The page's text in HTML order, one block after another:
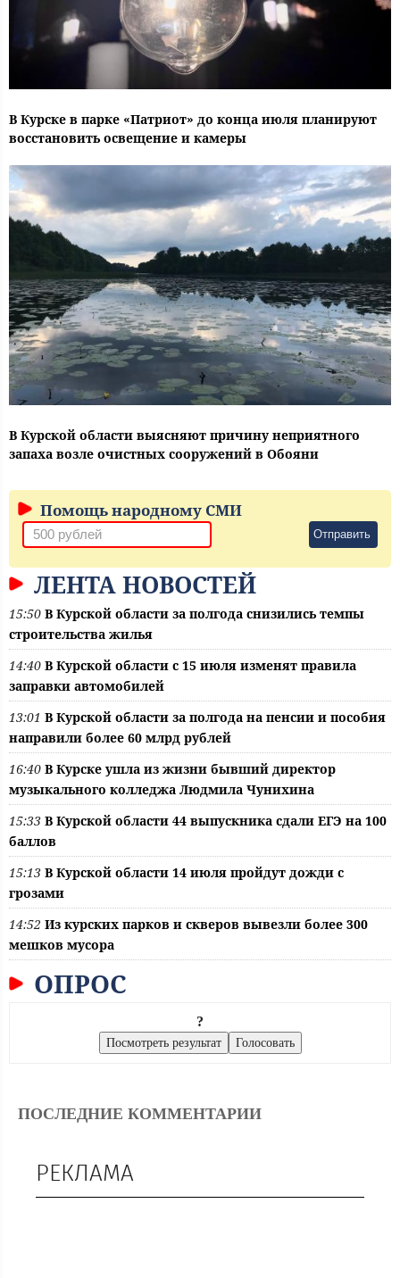
В Курске в парке «Патриот» до конца июля планируют
восстановить освещение и камеры
В Курской области выясняют причину неприятного
запаха возле очистных сооружений в Обояни
Помощь народному СМИ
Отправить
ЛЕНТА НОВОСТЕЙ
15:50 В Курской области за полгода снизились темпы
строительства жилья
14:40 В Курской области с 15 июля изменят правила
заправки автомобилей
13:01 В Курской области за полгода на пенсии и пособия
направили более 60 млрд рублей
16:40 В Курске ушла из жизни бывший директор
музыкального колледжа Людмила Чунихина
15:33 В Курской области 44 выпускника сдали ЕГЭ на 100
баллов
15:13 В Курской области 14 июля пройдут дожди с
грозами
14:52 Из курских парков и скверов вывезли более 300
мешков мусора
ОПРОС
?
ПОСЛЕДНИЕ КОММЕНТАРИИ
РЕКЛАМА